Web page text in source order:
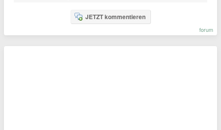
JETZT kommentieren
forum